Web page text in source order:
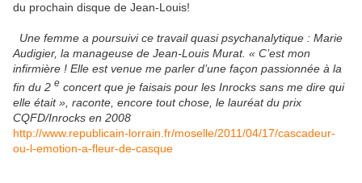
du prochain disque de Jean-Louis!
Une femme a poursuivi ce travail quasi psychanalytique : Marie
Audigier, la manageuse de Jean-Louis Murat. « C’est mon
infirmière ! Elle est venue me parler d’une façon passionnée à la
fin du 2 e concert que je faisais pour les Inrocks sans me dire qui
elle était », raconte, encore tout chose, le lauréat du prix
CQFD/Inrocks en 2008
http://www.republicain-lorrain.fr/moselle/2011/04/17/cascadeur-
ou-l-emotion-a-fleur-de-casque